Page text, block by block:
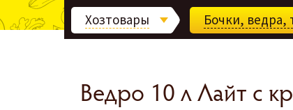
Хозтовары Бочки, ведра,
Ведро 10 л Лайт с